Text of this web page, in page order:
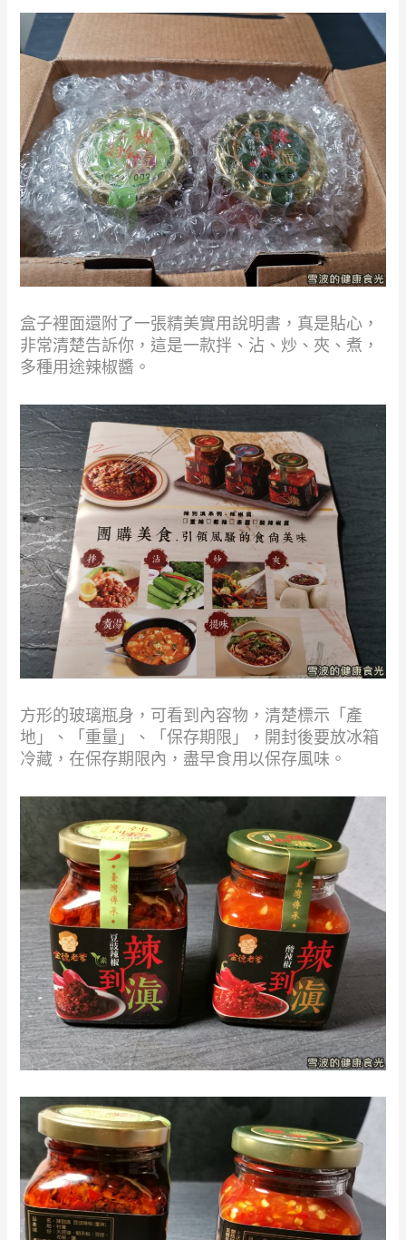
盒子裡面還附了一張精美實用說明書，真是貼心，
非常清楚告訴你，這是一款拌、沾、炒、夾、煮，
多種用途辣椒醬。
方形的玻璃瓶身，可看到內容物，清楚標示「產
地」、「重量」、「保存期限」，開封後要放冰箱
冷藏，在保存期限內，盡早食用以保存風味。